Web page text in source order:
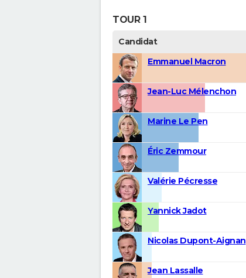
TOUR 1
Candidat
Emmanuel Macron
Jean-Luc Mélenchon
Marine Le Pen
Éric Zemmour
Valérie Pécresse
Yannick Jadot
Nicolas Dupont-Aignan
Jean Lassalle